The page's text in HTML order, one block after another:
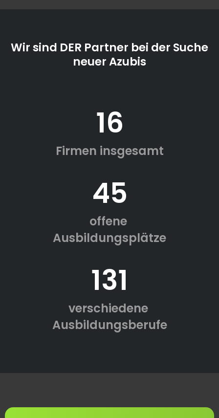
Wir sind DER Partner bei der Suche
neuer Azubis
16
Firmen insgesamt
45
offene
Ausbildungsplätze
131
verschiedene
Ausbildungsberufe